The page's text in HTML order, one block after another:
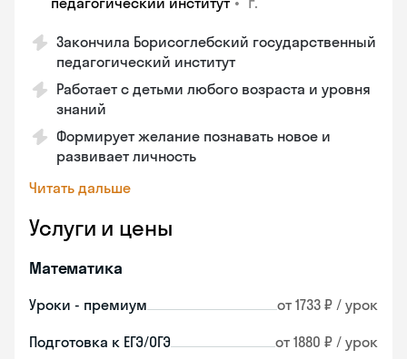
Закончила Борисоглебский государственный
педагогический институт
Работает с детьми любого возраста и уровня
знаний
Формирует желание познавать новое и
развивает личность
Читать дальше
Услуги и цены
Математика
Уроки - премиум от 1733 ₽ / урок
Подготовка к ЕГЭ/ОГЭ от 1880 ₽ / урок